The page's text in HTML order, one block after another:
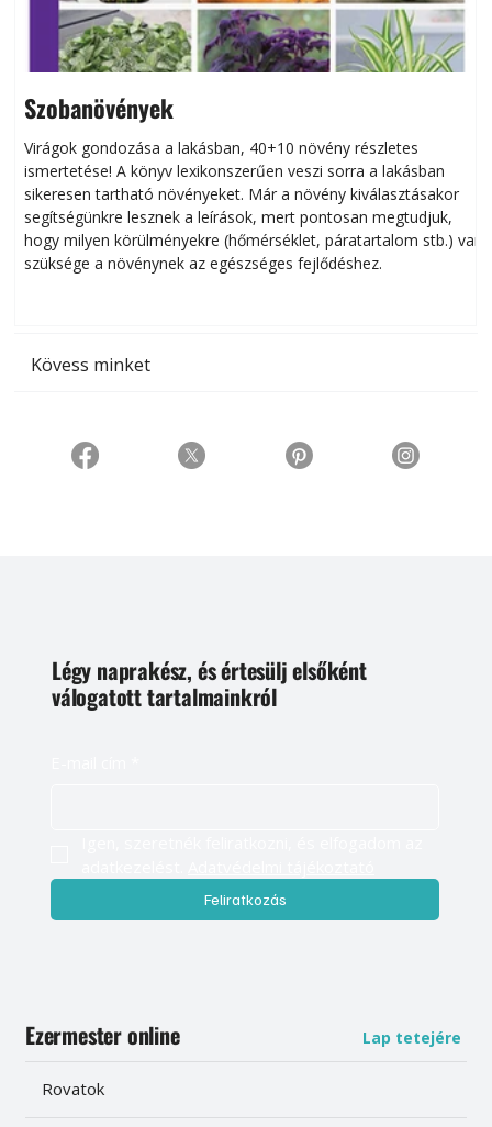
Szobanövények
Virágok gondozása a lakásban, 40+10 növény részletes
ismertetése! A könyv lexikonszerűen veszi sorra a lakásban
sikeresen tart­ha­tó növényeket. Már a növény kiválasztásakor
segítségünkre lesznek a leírások, mert pontosan megtudjuk,
hogy milyen körülményekre (hőmérséklet, páratartalom stb.) van
szüksége a növénynek az egészséges fejlődéshez.
Kövess minket
Légy naprakész, és értesülj elsőként
válogatott tartalmainkról
Feliratkozás
Ezermester online Lap tetejére
Rovatok